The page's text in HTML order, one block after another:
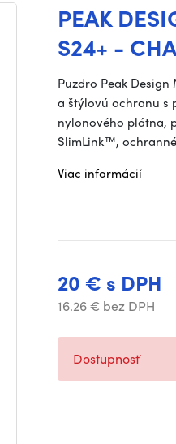
PEAK
S24+ -
Puzdro Peak
a štýlovú ochranu s
nylonového plátna,
SlimLink™,
Viac informácií
20 € s DPH
16.26 € bez DPH
Dostupnosť